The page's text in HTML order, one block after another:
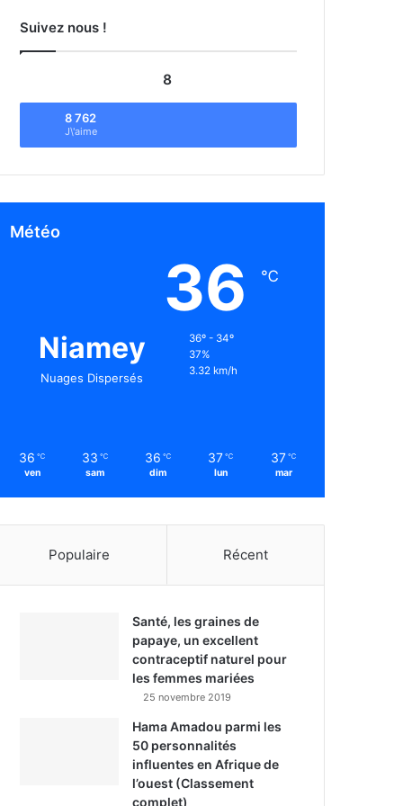
Suivez nous !
8
8 762
J\'aime
Météo
Niamey
Nuages Dispersés
36 ℃
36º - 34º
37%
3.32 km/h
36 ℃
ven
33 ℃
sam
36 ℃
dim
37 ℃
lun
37 ℃
mar
Populaire Récent
Santé, les graines de
papaye, un excellent
contraceptif naturel pour
les femmes mariées
25 novembre 2019
Hama Amadou parmi les
50 personnalités
influentes en Afrique de
l’ouest (Classement
complet)